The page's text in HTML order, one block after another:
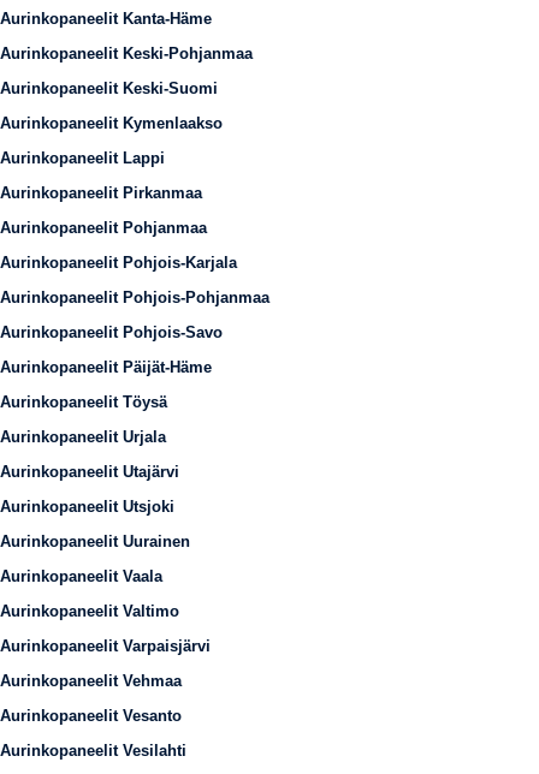
Aurinkopaneelit Kanta-Häme
Aurinkopaneelit Keski-Pohjanmaa
Aurinkopaneelit Keski-Suomi
Aurinkopaneelit Kymenlaakso
Aurinkopaneelit Lappi
Aurinkopaneelit Pirkanmaa
Aurinkopaneelit Pohjanmaa
Aurinkopaneelit Pohjois-Karjala
Aurinkopaneelit Pohjois-Pohjanmaa
Aurinkopaneelit Pohjois-Savo
Aurinkopaneelit Päijät-Häme
Aurinkopaneelit Töysä
Aurinkopaneelit Urjala
Aurinkopaneelit Utajärvi
Aurinkopaneelit Utsjoki
Aurinkopaneelit Uurainen
Aurinkopaneelit Vaala
Aurinkopaneelit Valtimo
Aurinkopaneelit Varpaisjärvi
Aurinkopaneelit Vehmaa
Aurinkopaneelit Vesanto
Aurinkopaneelit Vesilahti